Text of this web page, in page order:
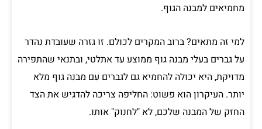
מחמיאים למבנה הגוף.
למי זה מתאים? ברוב המקרים לכולם. זו גזרה שעובדת נהדר
על גברים בעלי מבנה גוף ממוצע עד אתלטי, ובתנאי שהתפירה
מדויקת, היא יכולה להחמיא גם לגברים עם מבנה גוף מלא
יותר. העיקרון הוא פשוט: החליפה צריכה להדגיש את הצד
החזק של המבנה שלכם, לא "לחנוק" אותו.